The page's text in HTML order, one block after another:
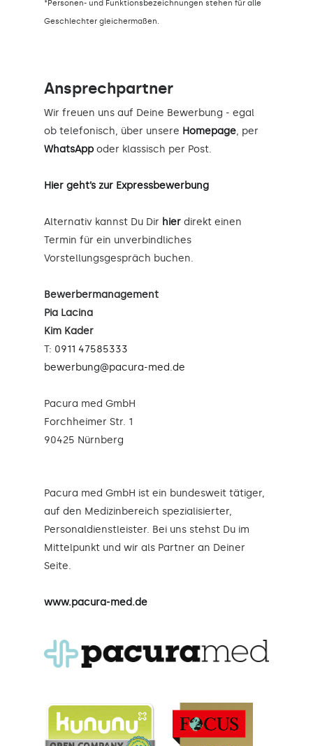
*Personen- und Funktionsbezeichnungen stehen für alle
Geschlechter gleichermaßen.
Ansprechpartner
Wir freuen uns auf Deine Bewerbung - egal
ob telefonisch, über unsere Homepage, per
WhatsApp oder klassisch per Post.
Hier geht’s zur Expressbewerbung
Alternativ kannst Du Dir hier direkt einen
Termin für ein unverbindliches
Vorstellungsgespräch buchen.
Bewerbermanagement
Pia Lacina
Kim Kader
T: 0911 47585333
bewerbung@pacura-med.de
Pacura med GmbH
Forchheimer Str. 1
90425 Nürnberg
Pacura med GmbH ist ein bundesweit tätiger,
auf den Medizinbereich spezialisierter,
Personaldienstleister. Bei uns stehst Du im
Mittelpunkt und wir als Partner an Deiner
Seite.
www.pacura-med.de